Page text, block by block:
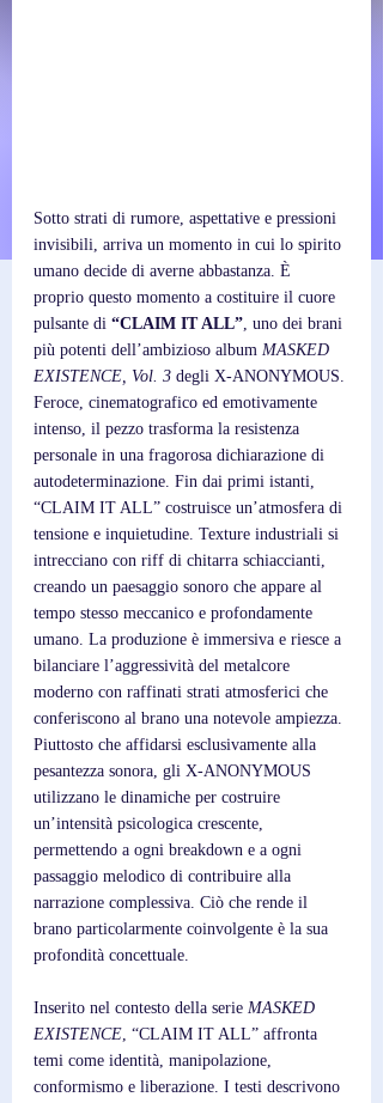
Sotto strati di rumore, aspettative e pressioni
invisibili, arriva un momento in cui lo spirito
umano decide di averne abbastanza. È
proprio questo momento a costituire il cuore
pulsante di “CLAIM IT ALL”, uno dei brani
più potenti dell’ambizioso album MASKED
EXISTENCE, Vol. 3 degli X-ANONYMOUS.
Feroce, cinematografico ed emotivamente
intenso, il pezzo trasforma la resistenza
personale in una fragorosa dichiarazione di
autodeterminazione. Fin dai primi istanti,
“CLAIM IT ALL” costruisce un’atmosfera di
tensione e inquietudine. Texture industriali si
intrecciano con riff di chitarra schiaccianti,
creando un paesaggio sonoro che appare al
tempo stesso meccanico e profondamente
umano. La produzione è immersiva e riesce a
bilanciare l’aggressività del metalcore
moderno con raffinati strati atmosferici che
conferiscono al brano una notevole ampiezza.
Piuttosto che affidarsi esclusivamente alla
pesantezza sonora, gli X-ANONYMOUS
utilizzano le dinamiche per costruire
un’intensità psicologica crescente,
permettendo a ogni breakdown e a ogni
passaggio melodico di contribuire alla
narrazione complessiva. Ciò che rende il
brano particolarmente coinvolgente è la sua
profondità concettuale.
Inserito nel contesto della serie MASKED
EXISTENCE, “CLAIM IT ALL” affronta
temi come identità, manipolazione,
conformismo e liberazione. I testi descrivono